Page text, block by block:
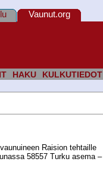
HAKU KULKUTIEDOT
Vaunut.org
Raision tehtaille
58557 Turku asema –